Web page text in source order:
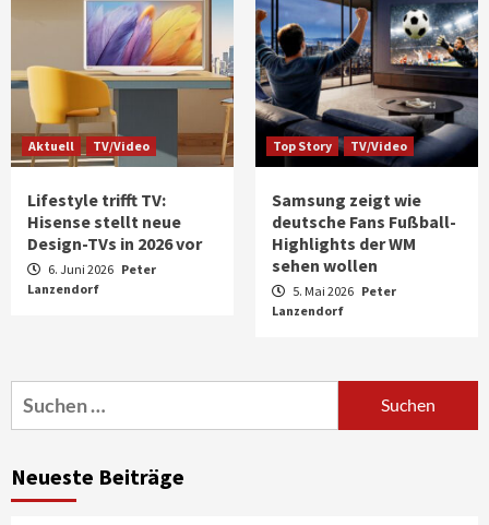
Aktuell TV/Video
Lifestyle trifft TV:
Hisense stellt neue
Design-TVs in 2026 vor
6. Juni 2026 Peter
Lanzendorf
Top Story TV/Video
Samsung zeigt wie
deutsche Fans Fußball-
Highlights der WM
sehen wollen
5. Mai 2026 Peter
Lanzendorf
Suchen
nach:
Neueste Beiträge
4
News aus dem Internet
Fernsehgeräte